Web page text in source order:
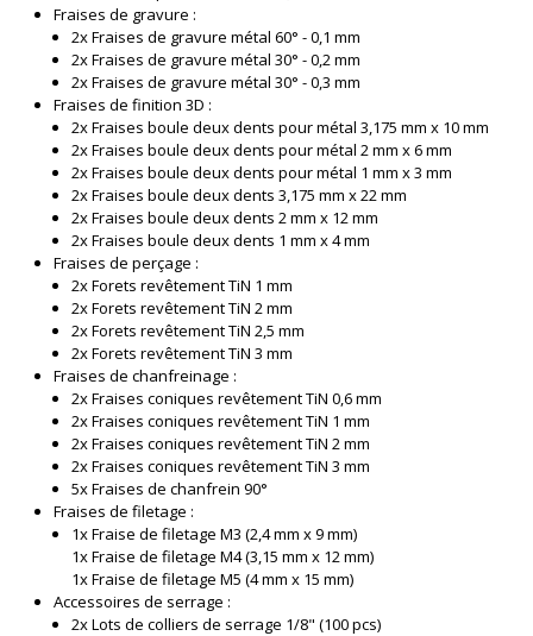
Fraises de gravure :
2x Fraises de gravure métal 60° - 0,1 mm
2x Fraises de gravure métal 30° - 0,2 mm
2x Fraises de gravure métal 30° - 0,3 mm
Fraises de finition 3D :
2x Fraises boule deux dents pour métal 3,175 mm x 10 mm
2x Fraises boule deux dents pour métal 2 mm x 6 mm
2x Fraises boule deux dents pour métal 1 mm x 3 mm
2x Fraises boule deux dents 3,175 mm x 22 mm
2x Fraises boule deux dents 2 mm x 12 mm
2x Fraises boule deux dents 1 mm x 4 mm
Fraises de perçage :
2x Forets revêtement TiN 1 mm
2x Forets revêtement TiN 2 mm
2x Forets revêtement TiN 2,5 mm
2x Forets revêtement TiN 3 mm
Fraises de chanfreinage :
2x Fraises coniques revêtement TiN 0,6 mm
2x Fraises coniques revêtement TiN 1 mm
2x Fraises coniques revêtement TiN 2 mm
2x Fraises coniques revêtement TiN 3 mm
5x Fraises de chanfrein 90°
Fraises de filetage :
1x Fraise de filetage M3 (2,4 mm x 9 mm)
1x Fraise de filetage M4 (3,15 mm x 12 mm)
1x Fraise de filetage M5 (4 mm x 15 mm)
Accessoires de serrage :
2x Lots de colliers de serrage 1/8" (100 pcs)